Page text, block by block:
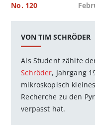
No. 120
VON TIM SCHRÖDER
Als Student zählte
Schröder, Jahrgang
mikroskopisch
Recherche zu den
verpasst hat.